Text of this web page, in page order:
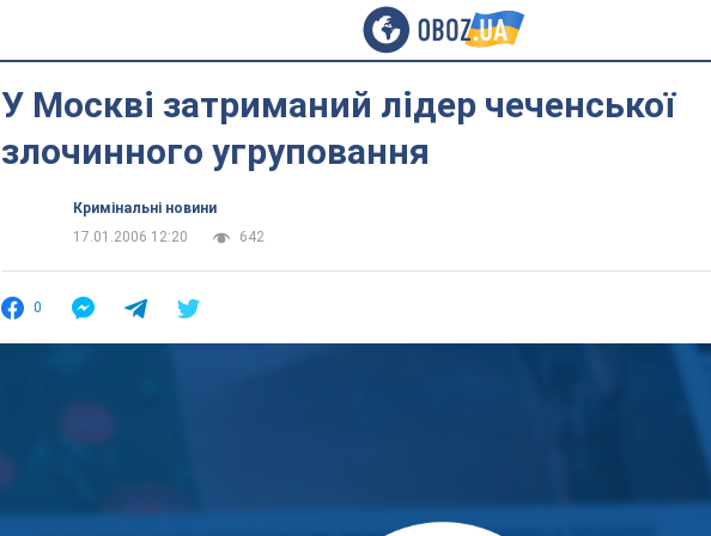
У Москві затриманий лідер чеченської
злочинного угруповання
Кримінальні новини
17.01.2006 12:20
642
0